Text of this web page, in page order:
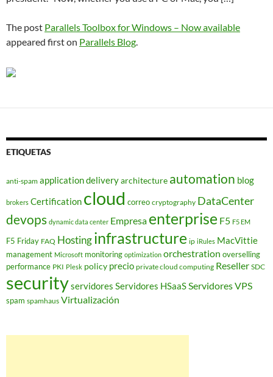
The post Parallels Toolbox for Windows – Now available
appeared first on Parallels Blog.
ETIQUETAS
anti-spam application deliveryarchitecture automation blog
brokers Certification cloud correo cryptography DataCenter
devops dynamic data center Empresa enterprise F5 F5 EM
F5 Friday FAQ Hostinginfrastructure ip iRules MacVittie
management Microsoft monitoring optimization orchestration overselling
performance PKI Plesk policy precio private cloud computing Reseller SDC
securityservidores Servidores HSaaSServidores VPS
spam spamhaus Virtualización